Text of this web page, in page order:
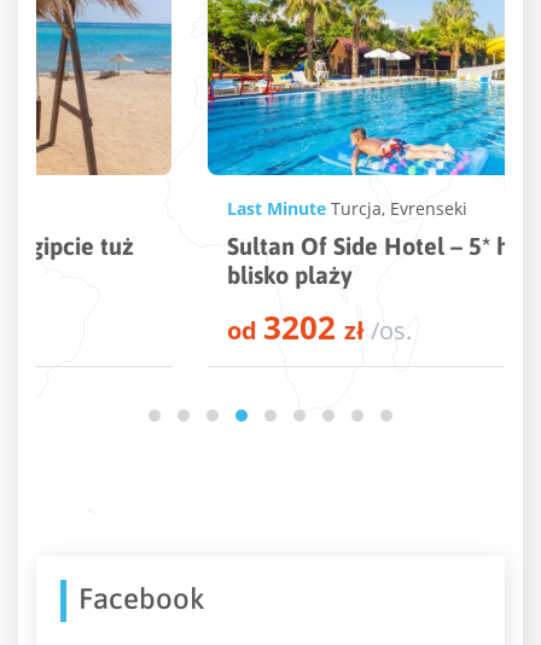
Evrenseki
Sultan Of Side Hotel – 5* hotel w Turcji
/os.
Facebook